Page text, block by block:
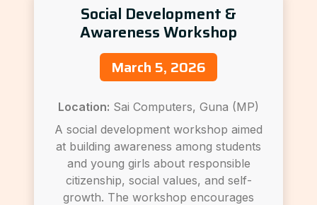
Social Development &
Awareness Workshop
March 5, 2026
Location: Sai Computers, Guna (MP)
A social development workshop aimed
at building awareness among students
and young girls about responsible
citizenship, social values, and self-
growth. The workshop encourages